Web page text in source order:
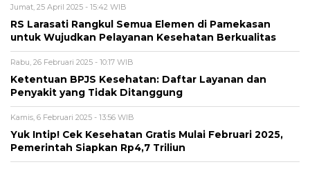
Jumat, 25 April 2025 - 15:42 WIB
RS Larasati Rangkul Semua Elemen di Pamekasan
untuk Wujudkan Pelayanan Kesehatan Berkualitas
Rabu, 26 Februari 2025 - 10:17 WIB
Ketentuan BPJS Kesehatan: Daftar Layanan dan
Penyakit yang Tidak Ditanggung
Kamis, 6 Februari 2025 - 13:56 WIB
Yuk Intip! Cek Kesehatan Gratis Mulai Februari 2025,
Pemerintah Siapkan Rp4,7 Triliun